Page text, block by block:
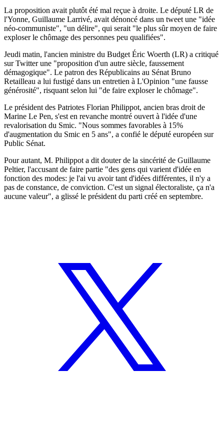
La proposition avait plutôt été mal reçue à droite. Le député LR de
l'Yonne, Guillaume Larrivé, avait dénoncé dans un tweet une "idée
néo-communiste", "un délire", qui serait "le plus sûr moyen de faire
exploser le chômage des personnes peu qualifiées".
Jeudi matin, l'ancien ministre du Budget Éric Woerth (LR) a critiqué
sur Twitter une "proposition d'un autre siècle, faussement
démagogique". Le patron des Républicains au Sénat Bruno
Retailleau a lui fustigé dans un entretien à L'Opinion "une fausse
générosité", risquant selon lui "de faire exploser le chômage".
Le président des Patriotes Florian Philippot, ancien bras droit de
Marine Le Pen, s'est en revanche montré ouvert à l'idée d'une
revalorisation du Smic. "Nous sommes favorables à 15%
d'augmentation du Smic en 5 ans", a confié le député européen sur
Public Sénat.
Pour autant, M. Philippot a dit douter de la sincérité de Guillaume
Peltier, l'accusant de faire partie "des gens qui varient d'idée en
fonction des modes: je l'ai vu avoir tant d'idées différentes, il n'y a
pas de constance, de conviction. C'est un signal électoraliste, ça n'a
aucune valeur", a glissé le président du parti créé en septembre.